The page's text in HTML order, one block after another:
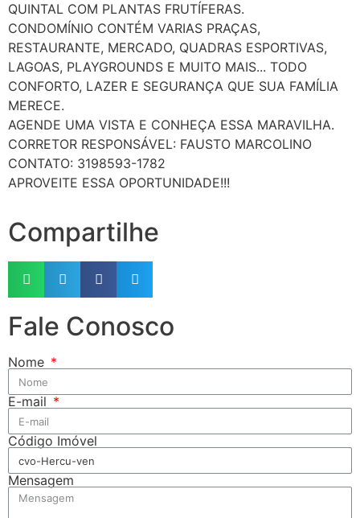
QUINTAL COM PLANTAS FRUTÍFERAS.
CONDOMÍNIO CONTÉM VARIAS PRAÇAS,
RESTAURANTE, MERCADO, QUADRAS ESPORTIVAS,
LAGOAS, PLAYGROUNDS E MUITO MAIS... TODO
CONFORTO, LAZER E SEGURANÇA QUE SUA FAMÍLIA
MERECE.
AGENDE UMA VISTA E CONHEÇA ESSA MARAVILHA.
CORRETOR RESPONSÁVEL: FAUSTO MARCOLINO
CONTATO: 3198593-1782
APROVEITE ESSA OPORTUNIDADE!!!
Compartilhe
Fale Conosco
Nome
E-mail
Código Imóvel
Mensagem